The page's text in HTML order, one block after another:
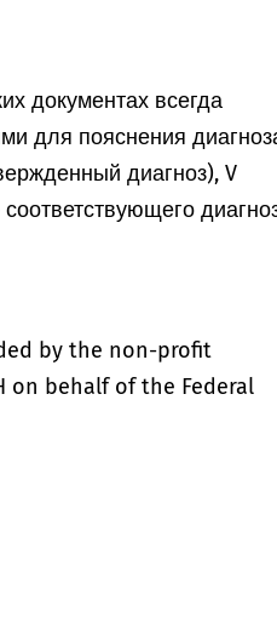
документах всегда
для пояснения
диагноз), V
by the non-profit
on behalf of the Federal